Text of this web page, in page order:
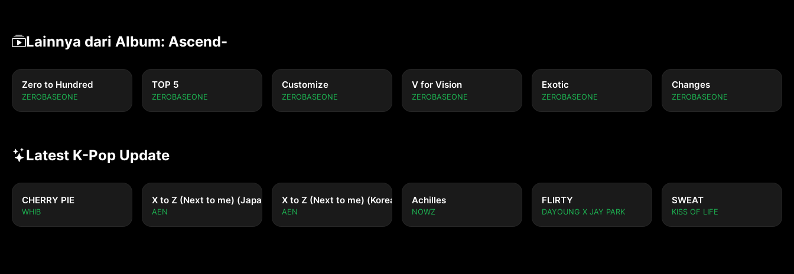
Lainnya dari Album: Ascend-
Zero to Hundred
ZEROBASEONE
TOP 5
ZEROBASEONE
Customize
ZEROBASEONE
V for Vision
ZEROBASEONE
Exotic
ZEROBASEONE
Changes
ZEROBASEONE
Latest K-Pop Update
CHERRY PIE
WHIB
X to Z (Next to me) (Japanese ver.)
AEN
X to Z (Next to me) (Korean ver.)
AEN
Achilles
NOWZ
FLIRTY
DAYOUNG X JAY PARK
SWEAT
KISS OF LIFE